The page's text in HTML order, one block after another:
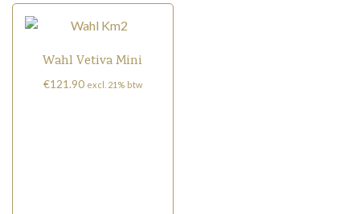
Wahl Vetiva Mini
€121.90 excl. 21% btw